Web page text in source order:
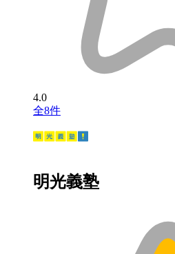
4.0
全8件
明光義塾